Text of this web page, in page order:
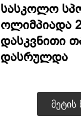
სასკოლო
ოლიმპიადა
დასკვნითი
დასრულდა
ᲛᲔᲢᲘᲡ